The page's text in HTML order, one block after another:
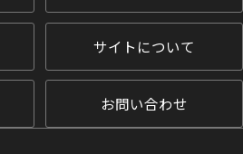
サイトについて
お問い合わせ